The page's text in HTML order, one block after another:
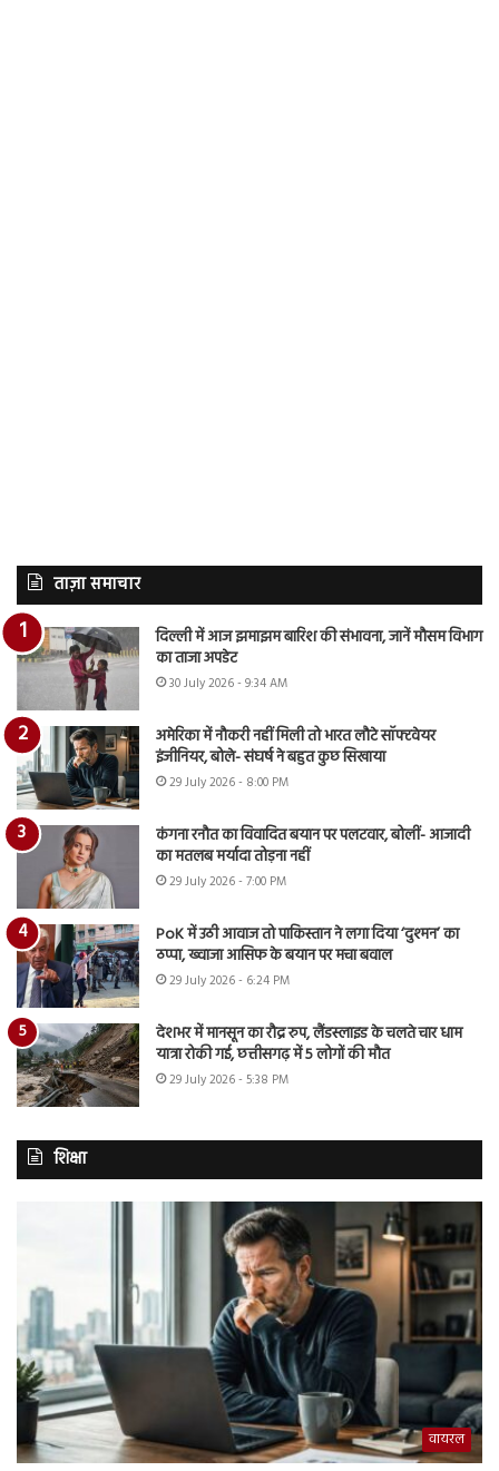
ताज़ा समाचार
दिल्ली में आज झमाझम बारिश की संभावना, जानें मौसम विभाग
का ताजा अपडेट
30 July 2026 - 9:34 AM
अमेरिका में नौकरी नहीं मिली तो भारत लौटे सॉफ्टवेयर
इंजीनियर, बोले- संघर्ष ने बहुत कुछ सिखाया
29 July 2026 - 8:00 PM
कंगना रनौत का विवादित बयान पर पलटवार, बोलीं- आजादी
का मतलब मर्यादा तोड़ना नहीं
29 July 2026 - 7:00 PM
PoK में उठी आवाज तो पाकिस्तान ने लगा दिया ‘दुश्मन’ का
ठप्पा, ख्वाजा आसिफ के बयान पर मचा बवाल
29 July 2026 - 6:24 PM
देशभर में मानसून का रौद्र रुप, लैंडस्लाइड के चलते चार धाम
यात्रा रोकी गई, छत्तीसगढ़ में 5 लोगों की मौत
29 July 2026 - 5:38 PM
शिक्षा
वायरल